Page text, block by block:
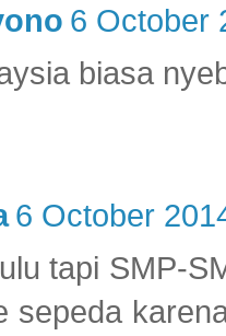
6 October
biasa
6 October
tapi SMP-
sepeda